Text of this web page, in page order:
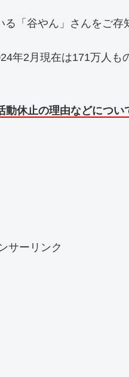
「谷やん」さんをご存
年2月現在は171万人も
休止の理由などについ
サーリンク